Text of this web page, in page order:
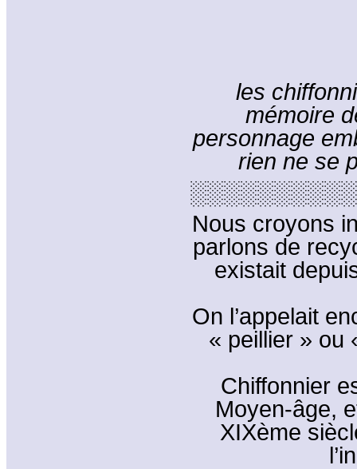
les
mémoire
personnage
rien ne se
Nous croyons
parlons de
existait
On l’appelait
« peillier » ou
Chiffonnier
Moyen-âge,
XIXème